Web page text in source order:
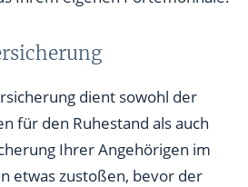
dient sowohl der
für den Ruhestand als auch
Ihrer Angehörigen im
etwas zustoßen, bevor der